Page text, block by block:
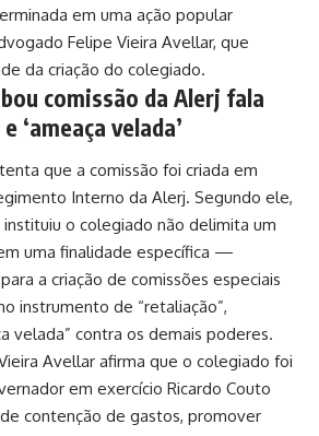
em uma ação popular
Felipe Vieira Avellar, que
da criação do colegiado.
comissão da Alerj fala
‘ameaça velada’
que a comissão foi criada em
Interno da Alerj. Segundo ele,
o colegiado não delimita um
uma finalidade específica —
a criação de comissões especiais
instrumento de “retaliação”,
velada” contra os demais poderes.
Avellar afirma que o colegiado foi
em exercício Ricardo Couto
contenção de gastos, promover